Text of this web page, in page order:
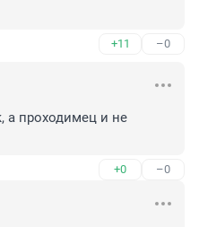
+11 –0
а проходимец и не
+0 –0